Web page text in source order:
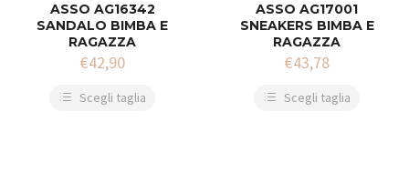
ASSO AG16342
SANDALO BIMBA E
RAGAZZA
€42,90
Scegli taglia
ASSO AG17001
SNEAKERS BIMBA E
RAGAZZA
€43,78
Scegli taglia